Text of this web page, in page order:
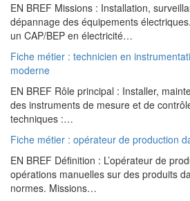
EN BREF Missions : Installation,
dépannage des équipements
un CAP/BEP en électricité…
Fiche métier : technicien en
moderne
EN BREF Rôle principal : Installer,
des instruments de mesure et de
techniques :…
Fiche métier : opérateur de production
EN BREF Définition : L’opérateur de
opérations manuelles sur des produits
normes. Missions…